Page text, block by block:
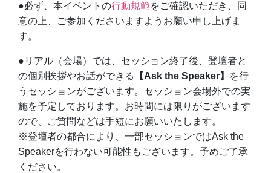
●必ず、本イベントの行動規範をご確認いただき、同
意の上、ご参加くださいますようお願い申し上げま
す。
●リアル（会場）では、セッション終了後、登壇者と
の個別挨拶やお話ができる
【Ask the Speaker】
を行
うセッションがございます。セッション会場外での実
施を予定しております。お時間には限りがございます
ので、ご質問などは手短にお願いいたします。
※登壇者の都合により、一部セッションではAsk the
Speakerを行わない可能性もございます。予めご了承
ください。